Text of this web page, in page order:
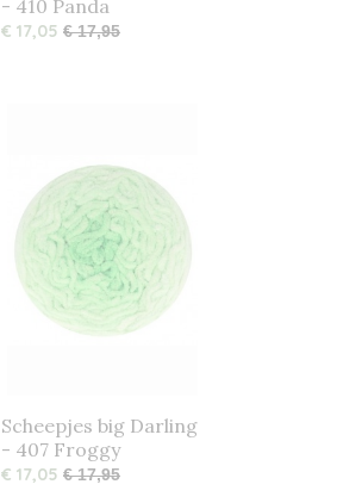
- 410 Panda
€ 17,05 € 17,95
Scheepjes big Darling
- 407 Froggy
€ 17,05 € 17,95